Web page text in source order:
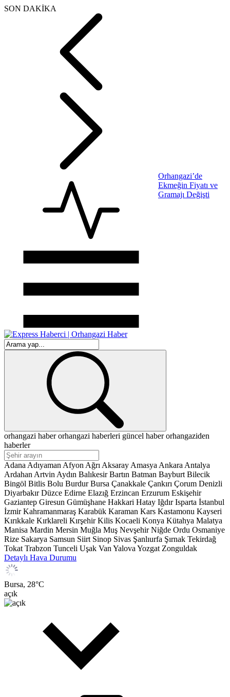
SON DAKİKA
Orhangazi’de
Ekmeğin Fiyatı ve
Gramajı Değişti
orhangazi haberorhangazi haberleri güncel haberorhangaziden
haberler
Adana Adıyaman Afyon Ağrı Aksaray Amasya Ankara Antalya
Ardahan Artvin Aydın Balıkesir Bartın Batman Bayburt Bilecik
Bingöl Bitlis Bolu Burdur Bursa Çanakkale Çankırı Çorum Denizli
Diyarbakır Düzce Edirne Elazığ Erzincan Erzurum Eskişehir
Gaziantep Giresun Gümüşhane Hakkari Hatay Iğdır Isparta İstanbul
İzmir Kahramanmaraş Karabük Karaman Kars Kastamonu Kayseri
Kırıkkale Kırklareli Kırşehir Kilis Kocaeli Konya Kütahya Malatya
Manisa Mardin Mersin Muğla Muş Nevşehir Niğde Ordu Osmaniye
Rize Sakarya Samsun Siirt Sinop Sivas Şanlıurfa Şırnak Tekirdağ
Tokat Trabzon Tunceli Uşak Van Yalova Yozgat Zonguldak
Detaylı Hava Durumu
Bursa, 28°C
açık